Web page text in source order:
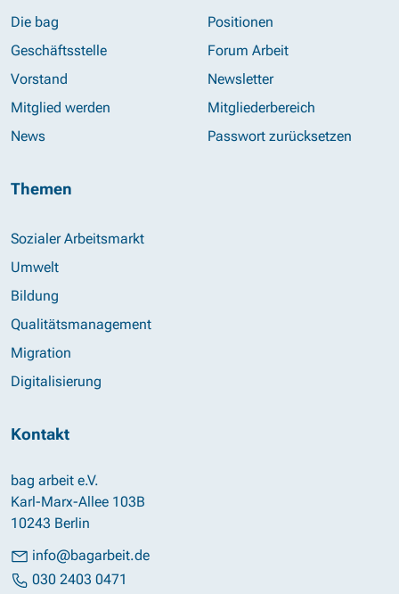
Die bag
Geschäftsstelle
Vorstand
Mitglied werden
News
Positionen
Forum Arbeit
Newsletter
Mitgliederbereich
Passwort zurücksetzen
Themen
Sozialer Arbeitsmarkt
Umwelt
Bildung
Qualitätsmanagement
Migration
Digitalisierung
Kontakt
bag arbeit e.V.
Karl-Marx-Allee 103B
10243 Berlin
info@bagarbeit.de
030 2403 0471